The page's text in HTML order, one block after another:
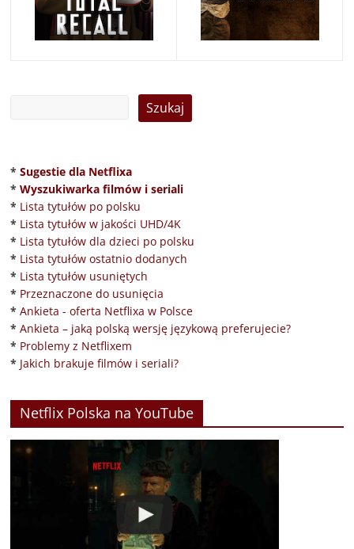
* Sugestie dla Netflixa
* Wyszukiwarka filmów i seriali
* Lista tytułów po polsku
* Lista tytułów w jakości UHD/4K
* Lista tytułów dla dzieci po polsku
* Lista tytułów ostatnio dodanych
* Lista tytułów usuniętych
* Przeznaczone do usunięcia
* Ankieta - oferta Netflixa w Polsce
* Ankieta – jaką polską wersję językową preferujecie?
* Problemy z Netflixem
* Jakich brakuje filmów i seriali?
Netflix Polska na YouTube